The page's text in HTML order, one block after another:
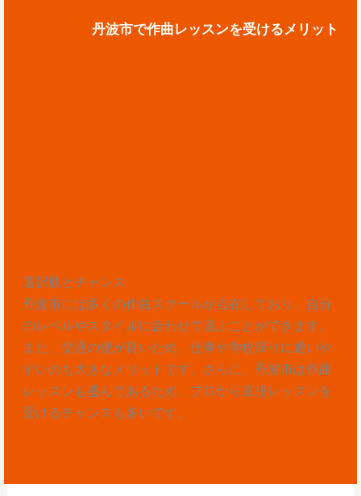
丹波市で作曲レッスンを受けるメリット
選択肢とチャンス
丹波市には多くの作曲スクールが点在しており、自分
のレベルやスタイルに合わせて選ぶことができます。
また、交通の便が良いため、仕事や学校帰りに通いや
すいのも大きなメリットです。さらに、丹波市は作曲
レッスンも盛んであるため、プロから直接レッスンを
受けるチャンスも多いです。